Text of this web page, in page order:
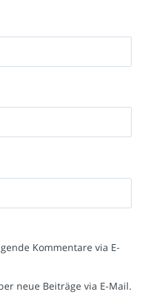
Kommentare via E-
neue Beiträge via E-Mail.